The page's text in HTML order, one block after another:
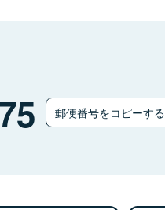
郵便番号をコピーする